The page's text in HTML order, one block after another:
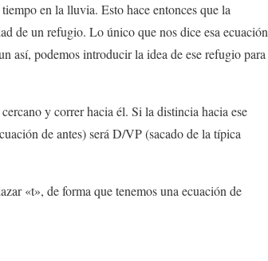
en la lluvia. Esto hace entonces que la
de un refugio. Lo único que nos dice esa ecuación
así, podemos introducir la idea de ese refugio para
y correr hacia él. Si la distincia hacia ese
de antes) será D/VP (sacado de la típica
«t», de forma que tenemos una ecuación de